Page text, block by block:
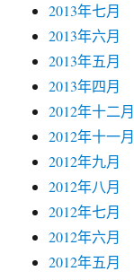
2013年七月
2013年六月
2013年五月
2013年四月
2012年十二月
2012年十一月
2012年九月
2012年八月
2012年七月
2012年六月
2012年五月